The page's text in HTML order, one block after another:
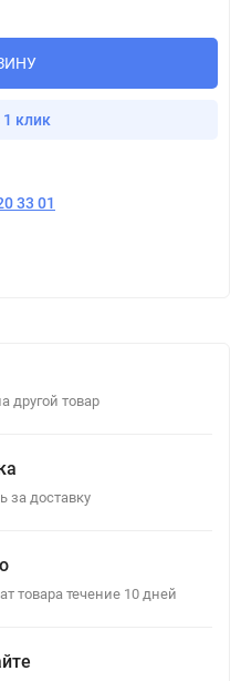
1 клик
33 01
другой товар
за доставку
товара течение 10 дней